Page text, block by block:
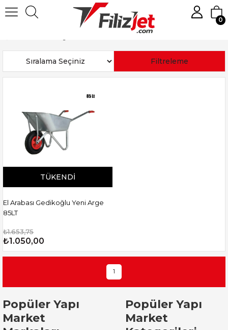
0
Filtreleme
Sıralama
TÜKENDI
El Arabası Gedikoğlu Yeni Arge
85LT
₺1.653,75
₺1.050,00
1
Popüler Yapı
Market
Popüler Yapı
Market